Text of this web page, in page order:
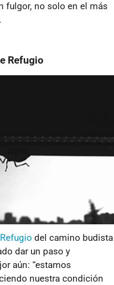
fulgor, no solo en el más
Refugio
del camino budista
dar un paso y
aún: “estamos
nuestra condición